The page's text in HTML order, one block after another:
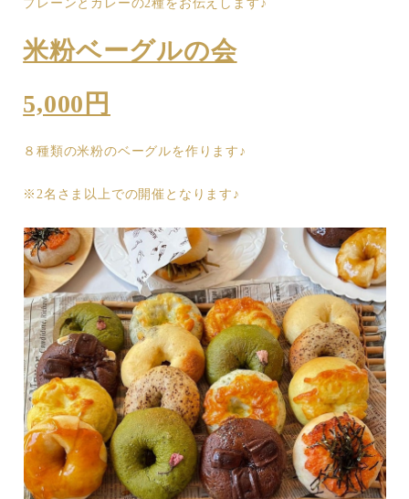
プレーンとカレーの2種をお伝えします♪
米粉ベーグルの会
5,000円
８種類の米粉のベーグルを作ります♪
※2名さま以上での開催となります♪